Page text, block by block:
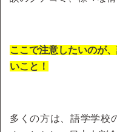
ここで注意したいのが
いこと！
多くの方は、語学学校